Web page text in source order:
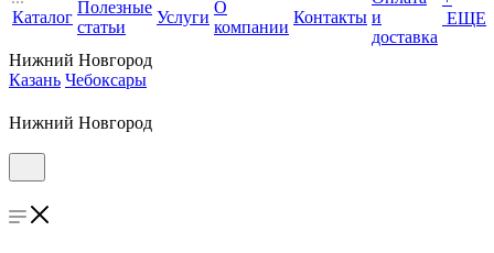
Каталог
Полезные
статьи
Услуги
О
компании
Контакты и
доставка
ЕЩЕ
Нижний Новгород
Казань Чебоксары
Нижний Новгород